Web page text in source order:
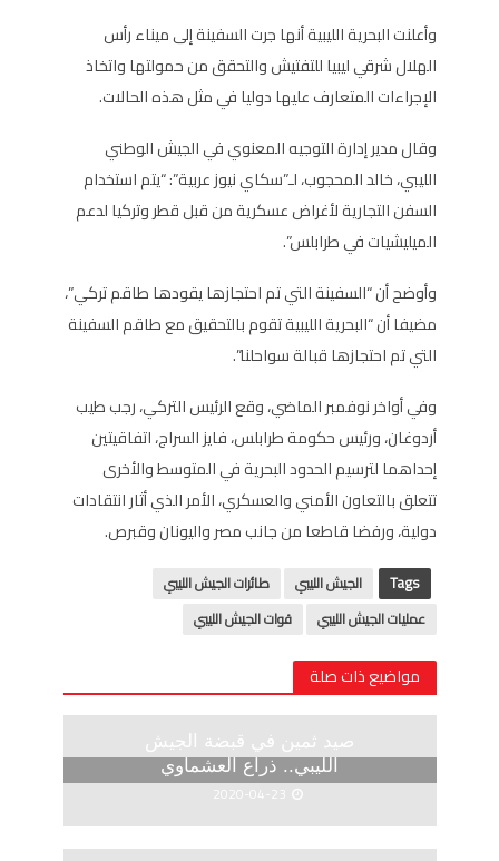
وأعلنت البحرية الليبية أنها جرت السفينة إلى ميناء رأس
الهلال شرقي ليبيا للتفتيش والتحقق من حمولتها واتخاذ
الإجراءات المتعارف عليها دوليا في مثل هذه الحالات.
وقال مدير إدارة التوجيه المعنوي في الجيش الوطني
الليبي، خالد المحجوب، لـ”سكاي نيوز عربية”: “يتم استخدام
السفن التجارية لأغراض عسكرية من قبل قطر وتركيا لدعم
الميليشيات في طرابلس”.
وأوضح أن “السفينة التي تم احتجازها يقودها طاقم تركي”،
مضيفا أن “البحرية الليبية تقوم بالتحقيق مع طاقم السفينة
التي تم احتجازها قبالة سواحلنا”.
وفي أواخر نوفمبر الماضي، وقع الرئيس التركي، رجب طيب
أردوغان، ورئيس حكومة طرابلس، فايز السراج، اتفاقيتين
إحداهما لترسيم الحدود البحرية في المتوسط والأخرى
تتعلق بالتعاون الأمني والعسكري، الأمر الذي أثار انتقادات
دولية، ورفضا قاطعا من جانب مصر واليونان وقبرص.
Tags الجيش الليبي
طائرات الجيش الليبي
عمليات الجيش الليبي
قوات الجيش الليبي
مواضيع ذات صلة
صيد ثمين في قبضة الجيش
الليبي.. ذراع العشماوي
2020-04-23